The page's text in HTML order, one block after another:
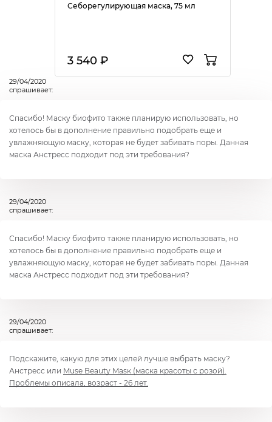
Себорегулирующая маска, 75 мл
3 540 ₽
29/04/2020
спрашивает:
Спасибо! Маску биофито также планирую использовать, но
хотелось бы в дополнение правильно подобрать еще и
увлажняющую маску, которая не будет забивать поры. Данная
маска Анстресс подходит под эти требования?
29/04/2020
спрашивает:
Спасибо! Маску биофито также планирую использовать, но
хотелось бы в дополнение правильно подобрать еще и
увлажняющую маску, которая не будет забивать поры. Данная
маска Анстресс подходит под эти требования?
29/04/2020
спрашивает:
Подскажите, какую для этих целей лучше выбрать маску?
Анстресс или Muse Beauty Masк (маска красоты с розой).
Проблемы описала, возраст - 26 лет.